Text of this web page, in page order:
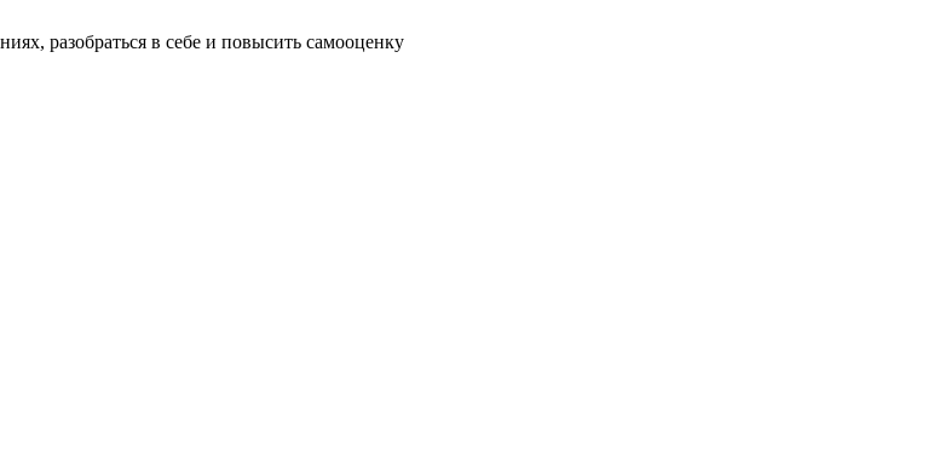
разобраться в себе и повысить самооценку